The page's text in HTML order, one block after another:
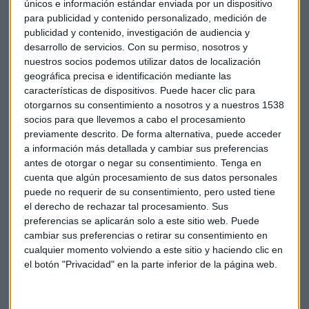
únicos e información estándar enviada por un dispositivo
para publicidad y contenido personalizado, medición de
publicidad y contenido, investigación de audiencia y
desarrollo de servicios. Con su permiso, nosotros y
nuestros socios podemos utilizar datos de localización
geográfica precisa e identificación mediante las
características de dispositivos. Puede hacer clic para
otorgarnos su consentimiento a nosotros y a nuestros 1538
socios para que llevemos a cabo el procesamiento
previamente descrito. De forma alternativa, puede acceder
a información más detallada y cambiar sus preferencias
antes de otorgar o negar su consentimiento. Tenga en
cuenta que algún procesamiento de sus datos personales
puede no requerir de su consentimiento, pero usted tiene
el derecho de rechazar tal procesamiento. Sus
preferencias se aplicarán solo a este sitio web. Puede
cambiar sus preferencias o retirar su consentimiento en
cualquier momento volviendo a este sitio y haciendo clic en
el botón "Privacidad" en la parte inferior de la página web.
también están en línea con las expectativas del mercado.
Por su parte, el crédito alcanza 826.707 millones de euros,
con un crecimiento interanual del 13%.
La rentabilidad sobre recursos propios (ROE) alcanza el
7,5% entre enero y junio, aunque empeora en el segundo
semestre dos décimas respecto al primero. Mientras que el
ratio de capital fully loaded se sitúa en el 9,83%.
En cuanto a la retribución al accionista de este ejercicio,
consistirá en el pago de cuatro dividendos por importe de
0,05 euros por acción, de los que tres se abonarán en
efectivo y el otro en acciones o efectivo, a elección del
accionista. El próximo del mes te agosto será íntegramente
en efectivo.